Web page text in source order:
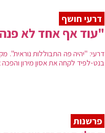
דרעי חושף
"עוד אף אחד לא פנה
דרעי: "יהיה פה התבוללות
בנט-לפיד לקחה את אסון מירון והפכה
פרשנות